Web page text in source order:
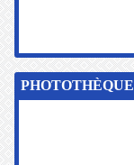
PHOTOTHÈQUE